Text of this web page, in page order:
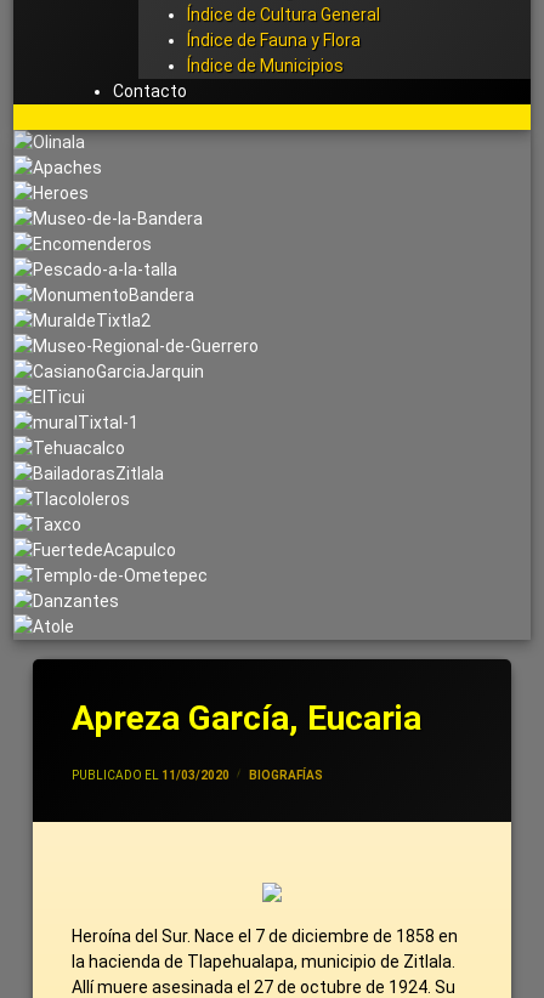
Índice de Cultura General
Índice de Fauna y Flora
Índice de Municipios
Contacto
Arriba
Apreza García, Eucaria
PUBLICADO EL 11/03/2020
JIVANCM
CATEGORÍAS:
BIOGRAFÍAS
Heroína del Sur. Nace el 7 de diciembre de 1858 en
la hacienda de Tlapehualapa, municipio de Zitlala.
Allí muere asesinada el 27 de octubre de 1924. Su